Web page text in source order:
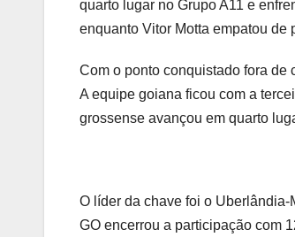
quarto lugar no Grupo A11 e
enquanto Vitor Motta empatou de
Com o ponto conquistado fora de
A equipe goiana ficou com a
grossense avançou em quarto
O líder da chave foi o Uberlândia-
GO encerrou a participação com